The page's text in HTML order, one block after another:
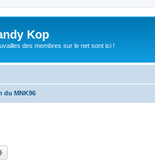
Kop
des membres sur le net sont ici !
du MNK96